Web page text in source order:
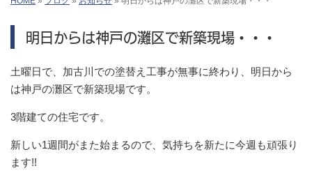
明日からは神戸の灘区で新築現場・・・
土曜日で、加古川での塗替え工事が無事に終わり、明日から
は神戸の灘区で新築現場です。
3階建ての住宅です。
新しい1週間がまた始まるので、気持ちを新たに今週も頑張り
ます!!